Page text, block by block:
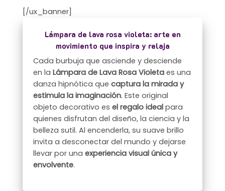
[/ux_banner]
Lámpara de lava rosa violeta: arte en
movimiento que inspira y relaja
Cada burbuja que asciende y desciende
en laLámpara de Lava Rosa Violeta es una
danza hipnótica quecaptura la mirada y
estimula la imaginación. Este original
objeto decorativo esel regalo ideal para
quienes disfrutan del diseño, la ciencia y la
belleza sutil. Al encenderla, su suave brillo
invita a desconectar del mundo y dejarse
llevar por unaexperiencia visual única y
envolvente.